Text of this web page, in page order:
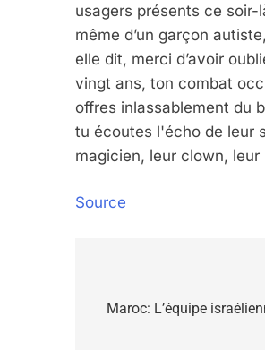
usagers présents ce soir-
même d’un garçon
elle dit, merci d’avoir
vingt ans, ton combat
offres inlassablement du
tu écoutes l'écho de leur
magicien, leur clown,
Source
de
Maroc: L’équipe
Dvir
ISRAÉL
CE